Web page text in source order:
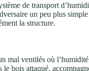
de transport
un peu plus simple
la structure.
mal ventilés où l’humidité
bois attaqué,